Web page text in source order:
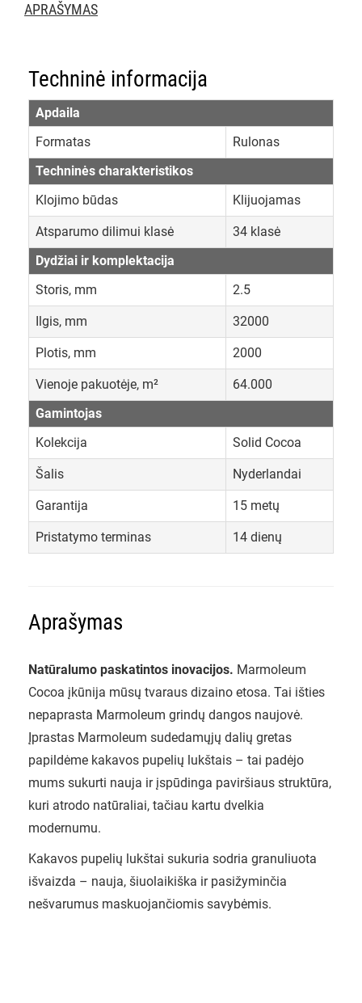
APRAŠYMAS
Techninė informacija
Apdaila
Formatas
Rulonas
Techninės charakteristikos
Klojimo būdas
Klijuojamas
Atsparumo dilimui klasė
34 klasė
Dydžiai ir komplektacija
Storis, mm
2.5
Ilgis, mm 32000
Plotis, mm 2000
Vienoje pakuotėje, m²
64.000
Gamintojas
Kolekcija
Solid Cocoa
Šalis Nyderlandai
Garantija 15 metų
Pristatymo terminas 14 dienų
Aprašymas
Natūralumo paskatintos inovacijos. Marmoleum
Cocoa įkūnija mūsų tvaraus dizaino etosa. Tai išties
nepaprasta Marmoleum grindų dangos naujovė.
Įprastas Marmoleum sudedamųjų dalių gretas
papildėme kakavos pupelių lukštais – tai padėjo
mums sukurti nauja ir įspūdinga paviršiaus struktūra,
kuri atrodo natūraliai, tačiau kartu dvelkia
modernumu.
Kakavos pupelių lukštai sukuria sodria granuliuota
išvaizda – nauja, šiuolaikiška ir pasižyminčia
nešvarumus maskuojančiomis savybėmis.